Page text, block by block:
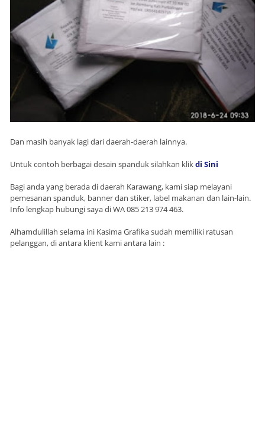
Dan masih banyak lagi dari daerah-daerah lainnya.
Untuk contoh berbagai desain spanduk silahkan klikdi Sini
Bagi anda yang berada di daerah Karawang, kami siap melayani
pemesanan spanduk, banner dan stiker, label makanan dan lain-lain.
Info lengkap hubungi saya di WA 085 213 974 463.
Alhamdulillah selama ini Kasima Grafika sudah memiliki ratusan
pelanggan, di antara klient kami antara lain :